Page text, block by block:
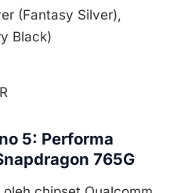
(Fantasy Silver),
Black)
5: Performa
765G